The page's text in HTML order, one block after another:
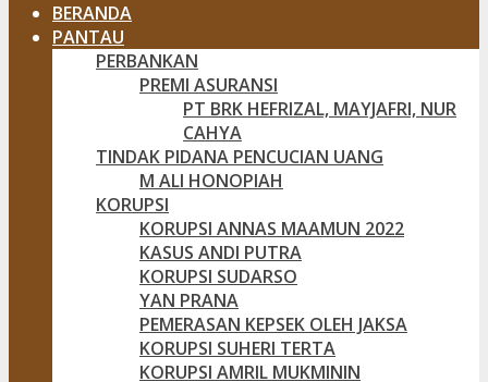
BERANDA
PANTAU
PERBANKAN
PREMI ASURANSI
PT BRK HEFRIZAL, MAYJAFRI, NUR
CAHYA
TINDAK PIDANA PENCUCIAN UANG
M ALI HONOPIAH
KORUPSI
KORUPSI ANNAS MAAMUN 2022
KASUS ANDI PUTRA
KORUPSI SUDARSO
YAN PRANA
PEMERASAN KEPSEK OLEH JAKSA
KORUPSI SUHERI TERTA
KORUPSI AMRIL MUKMININ